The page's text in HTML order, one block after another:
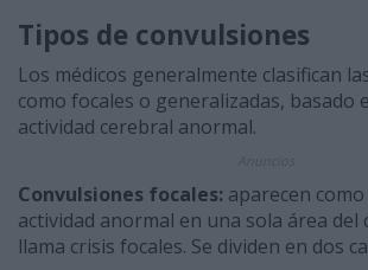
Tipos de convulsiones
Los médicos generalmente clasifican
como focales o generalizadas, basado
actividad cerebral anormal.
Convulsiones focales: aparecen
actividad anormal en una sola área del
llama crisis focales. Se dividen en dos